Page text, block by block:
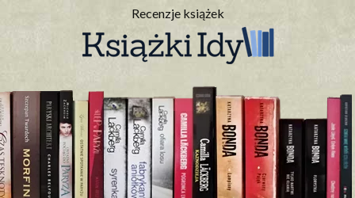
Recenzje książek